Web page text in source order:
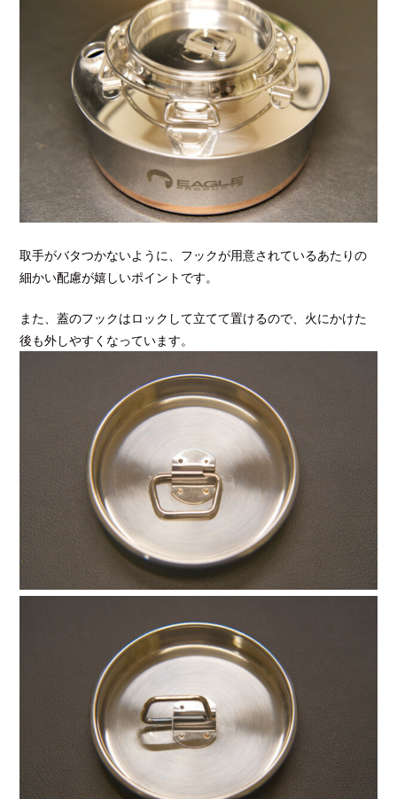
取手がバタつかないように、フックが用意されているあたりの
細かい配慮が嬉しいポイントです。
また、蓋のフックはロックして立てて置けるので、火にかけた
後も外しやすくなっています。